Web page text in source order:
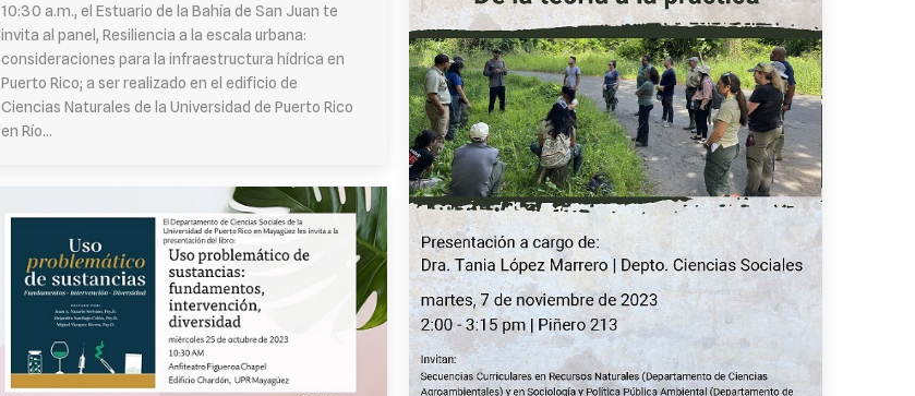
10:30 a.m., el Estuario de la Bahía de San Juan te
invita al panel, Resiliencia a la escala urbana:
consideraciones para la infraestructura hídrica en
Puerto Rico; a ser realizado en el edificio de
Ciencias Naturales de la Universidad de Puerto Rico
en Río…